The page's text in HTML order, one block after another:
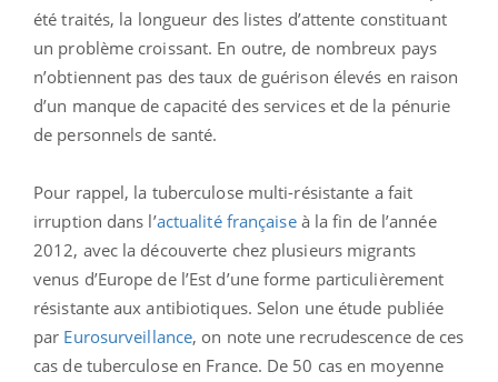
été traités, la longueur des listes d’attente constituant
un problème croissant. En outre, de nombreux pays
n’obtiennent pas des taux de guérison élevés en raison
d’un manque de capacité des services et de la pénurie
de personnels de santé.
Pour rappel, la tuberculose multi-résistante a fait
irruption dans l’actualité françaiseà la fin de l’année
2012, avec la découverte chez plusieurs migrants
venus d’Europe de l’Est d’une forme particulièrement
résistante aux antibiotiques. Selon une étude publiée
par Eurosurveillance, on note une recrudescence de ces
cas de tuberculose en France. De 50 cas en moyenne